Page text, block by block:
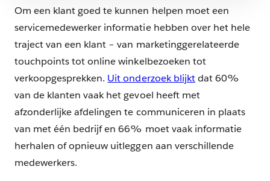
Om een klant goed te kunnen helpen moet een
servicemedewerker informatie hebben over het hele
traject van een klant – van marketinggerelateerde
touchpoints tot online winkelbezoeken tot
verkoopgesprekken. Uit onderzoek blijktdat 60%
van de klanten vaak het gevoel heeft met
afzonderlijke afdelingen te communiceren in plaats
van met één bedrijf en 66% moet vaak informatie
herhalen of opnieuw uitleggen aan verschillende
medewerkers.